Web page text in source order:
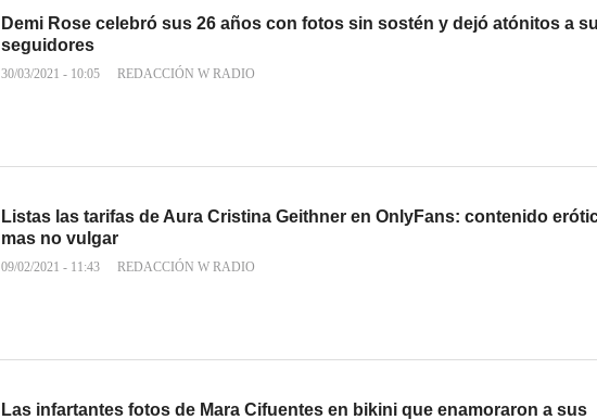
Demi Rose celebró sus 26 años con fotos sin sostén y dejó atónitos a
seguidores
30/03/2021 - 10:05 REDACCIÓN W RADIO
Listas las tarifas de Aura Cristina Geithner en OnlyFans: contenido
mas no vulgar
09/02/2021 - 11:43 REDACCIÓN W RADIO
Las infartantes fotos de Mara Cifuentes en bikini que enamoraron a sus